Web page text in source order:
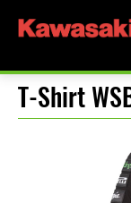
T-Shirt